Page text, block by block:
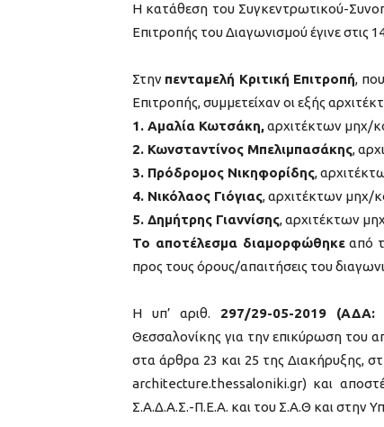
H κατάθεση του Συγκεντρωτικού-
Επιτροπής του Διαγωνισμού έγινε
Στην πενταμελή Κριτική Επιτροπή,
Επιτροπής, συμμετείχαν οι εξής
1. Αμαλία Κωτσάκη,αρχιτέκτων μηχ/
2. Κωνσταντίνος Μπελιμπασάκης,
3. Πρόδρομος Νικηφορίδης,
4. Νικόλαος Γιόγιας, αρχιτέκτων μηχ/
5. Δημήτρης Γιαννίσης, αρχιτέκτων
Το αποτέλεσμα διαμορφώθηκεαπό
προς τους όρους/απαιτήσεις του
Η υπ’ αριθ. 297/29-05-2019 (ΑΔΑ:
Θεσσαλονίκης για την επικύρωση του
στα άρθρα 23 και 25 της Διακήρυξης,
architecture.thessaloniki.gr) και
Σ.Α.Δ.Α.Σ.-Π.Ε.Α. και του Σ.Α.Θ και στην